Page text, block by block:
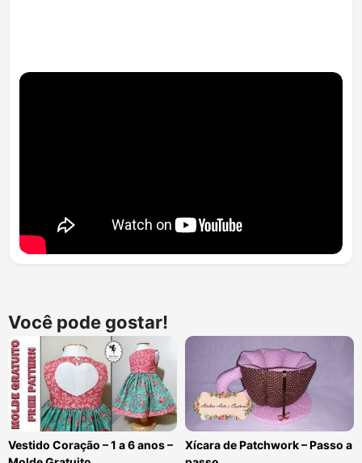
Você pode gostar!
Vestido Coração – 1 a 6 anos –
Xícara de Patchwork – Passo a